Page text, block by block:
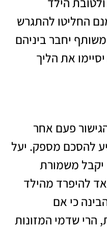
החליטו להתגרש
יחבר ביניהם
את הליך
פעם אחר
להסכם מספק. יעל
יקבל משמורת
להיפרד מהילד
כי אם
שדמי המזונות